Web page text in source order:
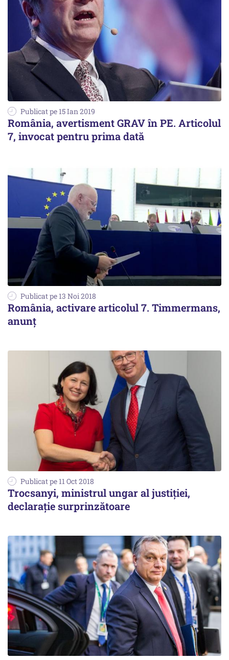
Publicat pe 15 Ian 2019
România, avertisment GRAV în PE. Articolul
7, invocat pentru prima dată
Publicat pe 13 Noi 2018
România, activare articolul 7. Timmermans,
anunţ
Publicat pe 11 Oct 2018
Trocsanyi, ministrul ungar al justiţiei,
declarație surprinzătoare